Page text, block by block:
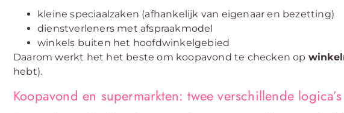
kleine speciaalzaken (afhankelijk van eigenaar en bezetting)
dienstverleners met afspraakmodel
winkels buiten het hoofdwinkelgebied
Daarom werkt het het beste om koopavond te checken op
hebt).
Koopavond en supermarkten: twee verschillende logica’s